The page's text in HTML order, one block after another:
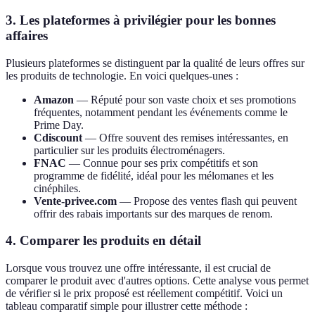
3. Les plateformes à privilégier pour les bonnes
affaires
Plusieurs plateformes se distinguent par la qualité de leurs offres sur
les produits de technologie. En voici quelques-unes :
Amazon — Réputé pour son vaste choix et ses promotions
fréquentes, notamment pendant les événements comme le
Prime Day.
Cdiscount — Offre souvent des remises intéressantes, en
particulier sur les produits électroménagers.
FNAC — Connue pour ses prix compétitifs et son
programme de fidélité, idéal pour les mélomanes et les
cinéphiles.
Vente-privee.com — Propose des ventes flash qui peuvent
offrir des rabais importants sur des marques de renom.
4. Comparer les produits en détail
Lorsque vous trouvez une offre intéressante, il est crucial de
comparer le produit avec d'autres options. Cette analyse vous permet
de vérifier si le prix proposé est réellement compétitif. Voici un
tableau comparatif simple pour illustrer cette méthode :